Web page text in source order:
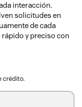
interacción.
solicitudes en
de cada
y preciso con
crédito.